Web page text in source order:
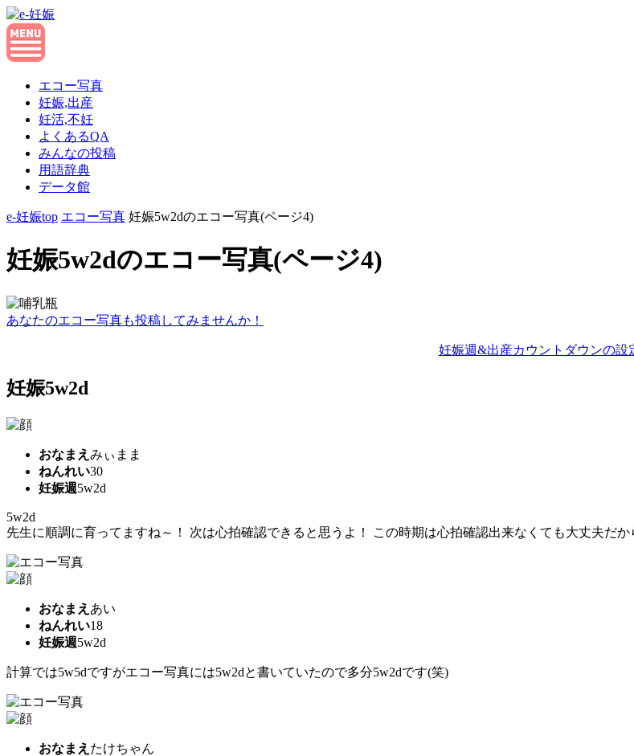
エコー写真
妊娠,出産
妊活,不妊
よくあるQA
みんなの投稿
用語辞典
データ館
e-妊娠top エコー写真 妊娠5w2dのエコー写真(ページ4)
妊娠5w2dのエコー写真(ページ4)
あなたのエコー写真も投稿してみませんか！
妊娠週&出産カウントダウンの設
妊娠5w2d
おなまえ みぃまま
ねんれい30
妊娠週5w2d
5w2d
先生に順調に育ってますね～！ 次は心拍確認できると思うよ！ この時期は心拍確認出来なくても大丈夫だ
おなまえ あい
ねんれい18
妊娠週5w2d
計算では5w5dですがエコー写真には5w2dと書いていたので多分5w2dです(笑)
おなまえ たけちゃん